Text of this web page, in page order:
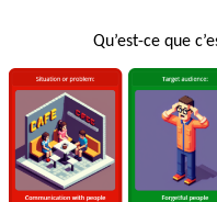
Qu’est-ce que